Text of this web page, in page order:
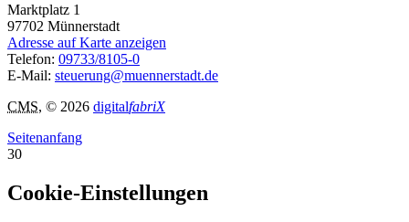
Marktplatz 1
97702 Münnerstadt
Adresse auf Karte anzeigen
Telefon: 09733/8105-0
E-Mail: steuerung@muennerstadt.de
CMS, © 2026 digitalfabriX
Seitenanfang
30
Cookie-Einstellungen